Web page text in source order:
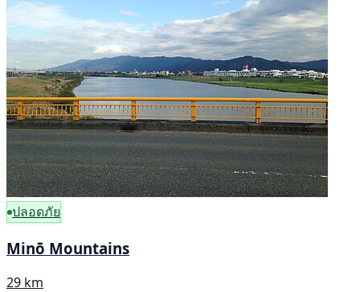
ปลอดภัย
Minō Mountains
29 km